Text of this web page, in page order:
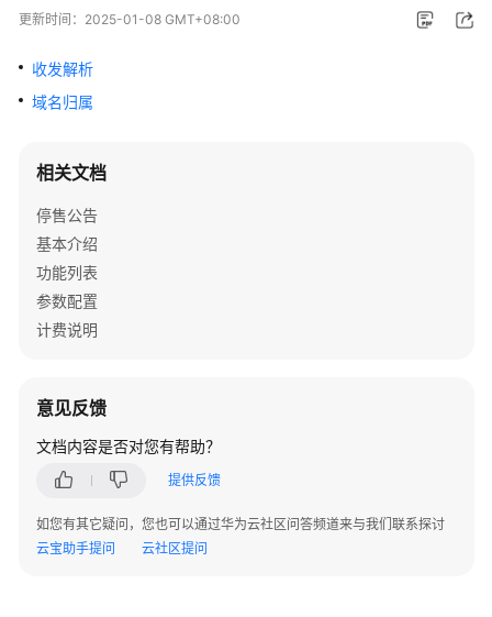
公
品
快
速
入
门
管
指
端
指
更新时间： 2025-01-08 GMT+08:00
收发解析
域名归属
相关文档
停售公告
基本介绍
功能列表
参数配置
计费说明
意见反馈
文档内容是否对您有帮助？
提供反馈
如您有其它疑问，您也可以通过华为云社区问答频道来与我们联系探讨
云宝助手提问
云社区提问